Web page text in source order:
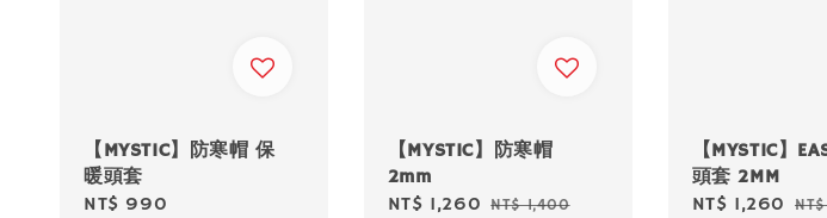
【MYSTIC】防寒帽 保
暖頭套
Regular
NT$ 990
【MYSTIC】防寒帽
2mm
Sale
NT$ 1,260 Regular
NT$ 1,400
【MYSTIC】
頭套 2MM
Sale
NT$ 1,260